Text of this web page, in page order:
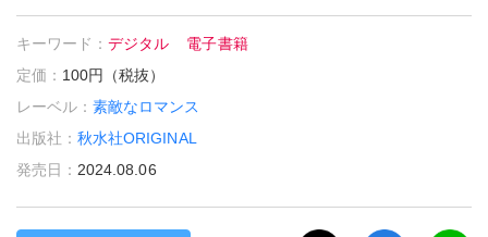
キーワード：デジタル
電子書籍
定価： 100円（税抜）
レーベル：素敵なロマンス
出版社：秋水社ORIGINAL
発売日： 2024.08.06